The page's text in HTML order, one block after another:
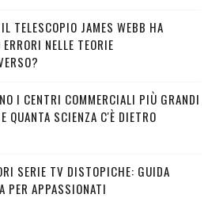
TELESCOPIO JAMES WEBB HA
NELLE TEORIE
I CENTRI COMMERCIALI PIÙ GRANDI
QUANTA SCIENZA C'È DIETRO
SERIE TV DISTOPICHE: GUIDA
PER APPASSIONATI